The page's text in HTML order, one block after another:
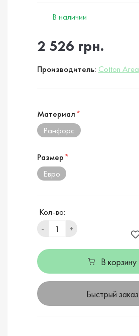
В наличии
2 526 грн.
Производитель: Cotton Area
Материал*
Ранфорс
Размер*
Евро
Кол-во:
-
+
В корзину
Быстрый заказ